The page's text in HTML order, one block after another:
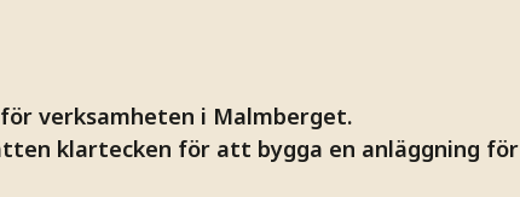
verksamheten i Malmberget.
klartecken för att bygga en anläggning för